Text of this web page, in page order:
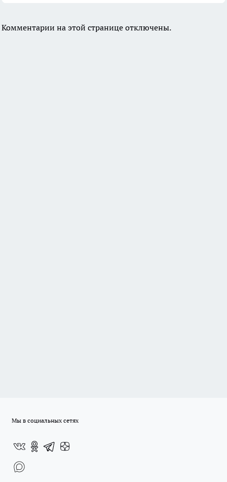
Комментарии на этой странице отключены.
Мы в социальных сетях